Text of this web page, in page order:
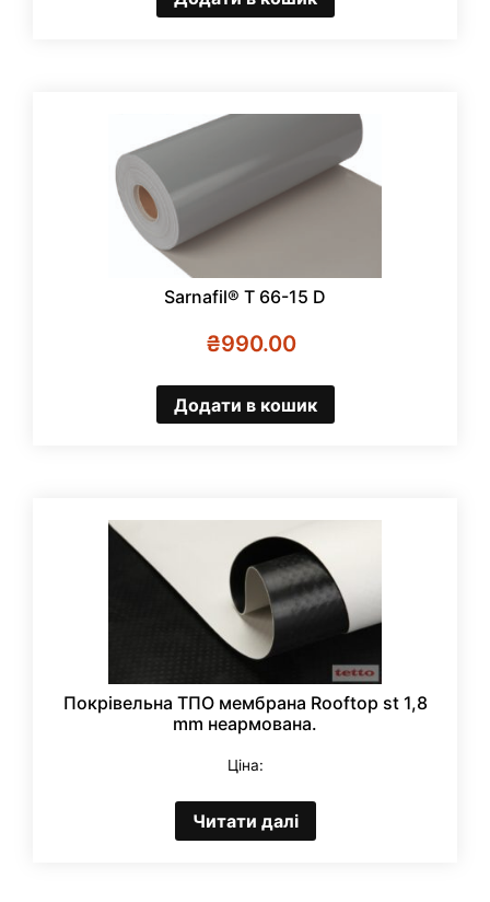
Sarnafil® T 66-15 D
₴990.00
Додати в кошик
Покрівельна ТПО мембрана Rooftop st 1,8
mm неармована.
Ціна:
Читати далі